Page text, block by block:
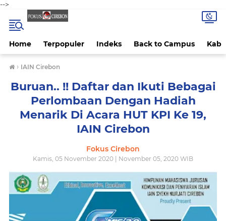
-->
Home Terpopuler Indeks Back to Campus Kab
› IAIN Cirebon
Buruan.. !! Daftar dan Ikuti Bebagai
Perlombaan Dengan Hadiah
Menarik Di Acara HUT KPI Ke 19,
IAIN Cirebon
Fokus Cirebon
Kamis, 05 November 2020 | November 05, 2020 WIB